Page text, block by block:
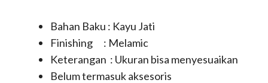
Bahan Baku : Kayu Jati
Finishing : Melamic
Keterangan : Ukuran bisa menyesuaikan
Belum termasuk aksesoris